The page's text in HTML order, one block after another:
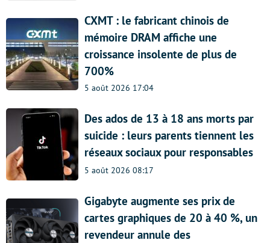
CXMT : le fabricant chinois de
mémoire DRAM affiche une
croissance insolente de plus de
700%
5 août 2026 17:04
Des ados de 13 à 18 ans morts par
suicide : leurs parents tiennent les
réseaux sociaux pour responsables
5 août 2026 08:17
Gigabyte augmente ses prix de
cartes graphiques de 20 à 40 %, un
revendeur annule des